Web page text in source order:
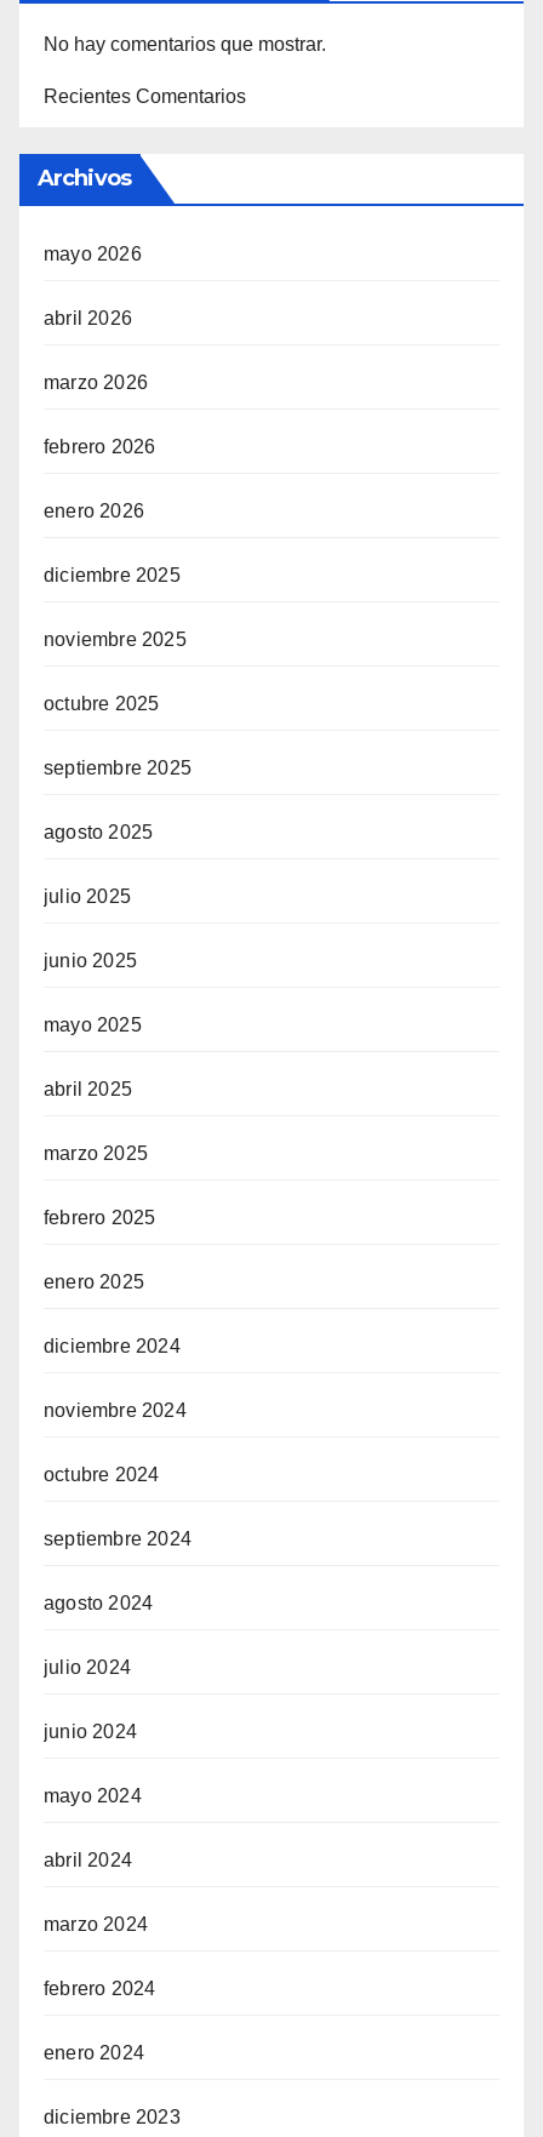
No hay comentarios que mostrar.
Recientes Comentarios
Archivos
mayo 2026
abril 2026
marzo 2026
febrero 2026
enero 2026
diciembre 2025
noviembre 2025
octubre 2025
septiembre 2025
agosto 2025
julio 2025
junio 2025
mayo 2025
abril 2025
marzo 2025
febrero 2025
enero 2025
diciembre 2024
noviembre 2024
octubre 2024
septiembre 2024
agosto 2024
julio 2024
junio 2024
mayo 2024
abril 2024
marzo 2024
febrero 2024
enero 2024
diciembre 2023